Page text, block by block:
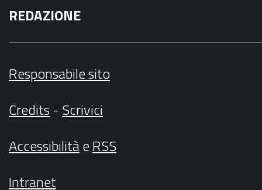
REDAZIONE
Responsabile sito
Credits- Scrivici
AccessibilitàeRSS
Intranet